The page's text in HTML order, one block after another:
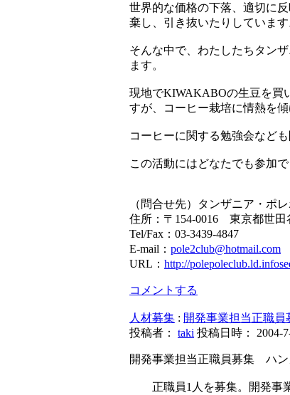
世界的な価格の下落、適切に
棄し、引き抜いたりしています
そんな中で、わたしたちタン
ます。
現地でKIWAKABOの生豆を買
すが、コーヒー栽培に情熱を
コーヒーに関する勉強会など
この活動にはどなたでも参加
（問合せ先）タンザニア・ポ
住所：〒154-0016 東京都世田
Tel/Fax：03-3439-4847
E-mail： pole2club@hotmail.com
URL： http://
コメントする
人材募集 : 開発事業担当正職
投稿者： taki 投稿日時： 2004-
開発事業担当正職員募集 ハン
正職員1人を募集。開発事業